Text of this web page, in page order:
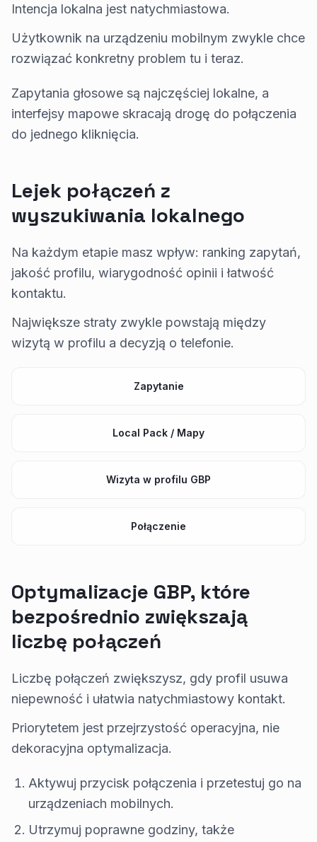
Intencja lokalna jest natychmiastowa.
Użytkownik na urządzeniu mobilnym zwykle chce
rozwiązać konkretny problem tu i teraz.
Zapytania głosowe są najczęściej lokalne, a
interfejsy mapowe skracają drogę do połączenia
do jednego kliknięcia.
Lejek połączeń z
wyszukiwania lokalnego
Na każdym etapie masz wpływ: ranking zapytań,
jakość profilu, wiarygodność opinii i łatwość
kontaktu.
Największe straty zwykle powstają między
wizytą w profilu a decyzją o telefonie.
Zapytanie
Local Pack / Mapy
Wizyta w profilu GBP
Połączenie
Optymalizacje GBP, które
bezpośrednio zwiększają
liczbę połączeń
Liczbę połączeń zwiększysz, gdy profil usuwa
niepewność i ułatwia natychmiastowy kontakt.
Priorytetem jest przejrzystość operacyjna, nie
dekoracyjna optymalizacja.
Aktywuj przycisk połączenia i przetestuj go na
urządzeniach mobilnych.
Utrzymuj poprawne godziny, także